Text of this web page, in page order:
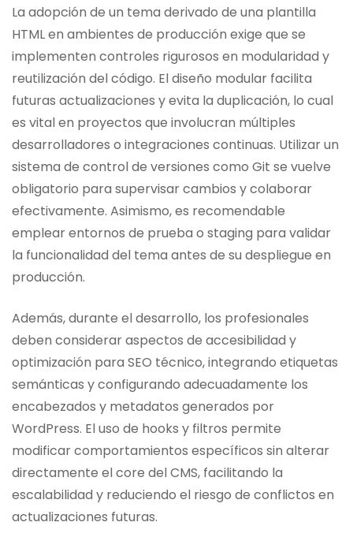
La adopción de un tema derivado de una plantilla
HTML en ambientes de producción exige que se
implementen controles rigurosos en modularidad y
reutilización del código. El diseño modular facilita
futuras actualizaciones y evita la duplicación, lo cual
es vital en proyectos que involucran múltiples
desarrolladores o integraciones continuas. Utilizar un
sistema de control de versiones como Git se vuelve
obligatorio para supervisar cambios y colaborar
efectivamente. Asimismo, es recomendable
emplear entornos de prueba o staging para validar
la funcionalidad del tema antes de su despliegue en
producción.
Además, durante el desarrollo, los profesionales
deben considerar aspectos de accesibilidad y
optimización para SEO técnico, integrando etiquetas
semánticas y configurando adecuadamente los
encabezados y metadatos generados por
WordPress. El uso de hooks y filtros permite
modificar comportamientos específicos sin alterar
directamente el core del CMS, facilitando la
escalabilidad y reduciendo el riesgo de conflictos en
actualizaciones futuras.